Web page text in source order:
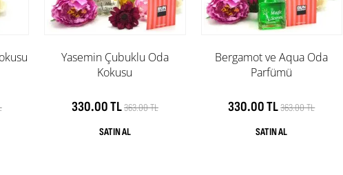
Yasemin Çubuklu Oda
Kokusu
330.00 TL363.00 TL
Bergamot ve Aqua Oda
Parfümü
330.00 TL363.00 TL